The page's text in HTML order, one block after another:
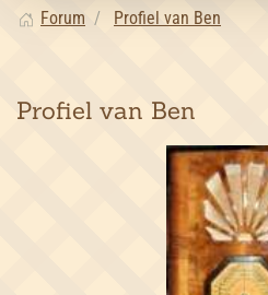
Forum Profiel van Ben
Profiel van Ben